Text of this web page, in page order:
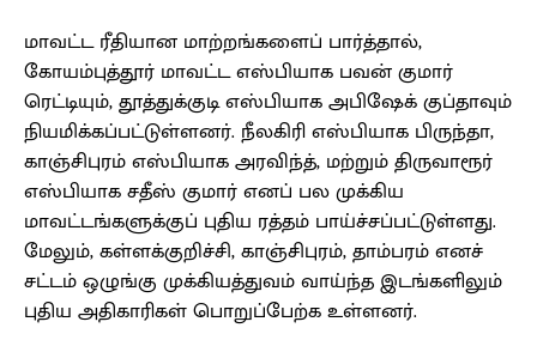
மாவட்ட ரீதியான மாற்றங்களைப் பார்த்தால்,
கோயம்புத்தூர் மாவட்ட எஸ்பியாக பவன் குமார்
ரெட்டியும், தூத்துக்குடி எஸ்பியாக அபிஷேக் குப்தாவும்
நியமிக்கப்பட்டுள்ளனர். நீலகிரி எஸ்பியாக பிருந்தா,
காஞ்சிபுரம் எஸ்பியாக அரவிந்த், மற்றும் திருவாரூர்
எஸ்பியாக சதீஸ் குமார் எனப் பல முக்கிய
மாவட்டங்களுக்குப் புதிய ரத்தம் பாய்ச்சப்பட்டுள்ளது.
மேலும், கள்ளக்குறிச்சி, காஞ்சிபுரம், தாம்பரம் எனச்
சட்டம் ஒழுங்கு முக்கியத்துவம் வாய்ந்த இடங்களிலும்
புதிய அதிகாரிகள் பொறுப்பேற்க உள்ளனர்.